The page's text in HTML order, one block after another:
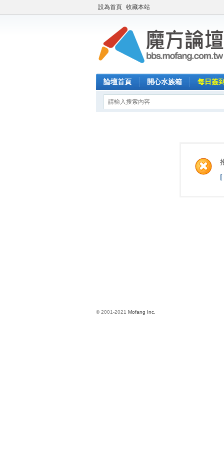
設為首頁 收藏本站
論壇首頁 開心水族箱 每日簽
© 2001-2021 Mofang Inc.